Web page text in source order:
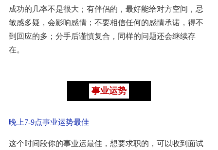
成功的几率不是很大；有伴侣的，最好能给对方空间，忌
敏感多疑，会影响感情；不要相信任何的感情承诺，得不
到回应的多；分手后谨慎复合，同样的问题还会继续存
在。
事业运势
晚上7-9点事业运势最佳
这个时间段你的事业运最佳，想要求职的，可以收到面试